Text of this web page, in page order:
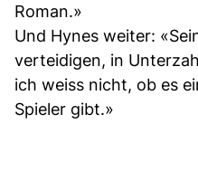
Roman.»
Und Hynes weiter:
verteidigen, in
ich weiss nicht, ob es
Spieler gibt.»